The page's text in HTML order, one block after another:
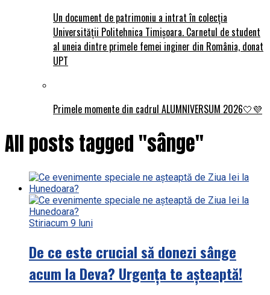
Un document de patrimoniu a intrat în colecția
Universității Politehnica Timișoara. Carnetul de student
al uneia dintre primele femei inginer din România, donat
UPT
Primele momente din cadrul ALUMNIVERSUM 2026🤍💜
All posts tagged "sânge"
Stiriacum 9 luni
De ce este crucial să donezi sânge
acum la Deva? Urgența te așteaptă!